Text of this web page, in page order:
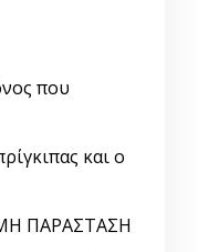
που
και ο
ΠΑΡΑΣΤΑΣΗ